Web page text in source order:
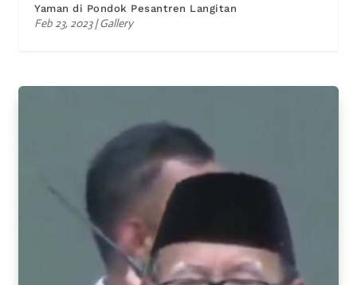
Yaman di Pondok Pesantren Langitan
Feb 23, 2023|Gallery